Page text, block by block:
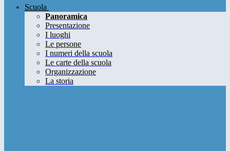
Scuola
Panoramica
Presentazione
I luoghi
Le persone
I numeri della scuola
Le carte della scuola
Organizzazione
La storia